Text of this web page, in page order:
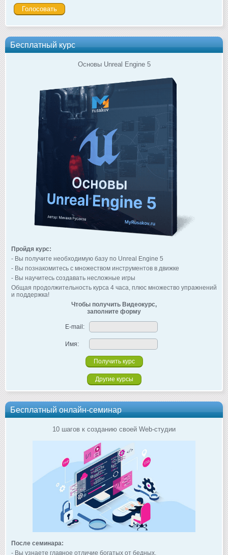
Бесплатный курс
Основы Unreal Engine 5
Пройдя курс:
- Вы получите необходимую базу по Unreal Engine 5
- Вы познакомитесь с множеством инструментов в движке
- Вы научитесь создавать несложные игры
Общая продолжительность курса 4 часа, плюс множество упражнений
и поддержка!
Чтобы получить Видеокурс,
заполните форму
E-mail:
Имя:
Другие курсы
Бесплатный онлайн-семинар
10 шагов к созданию своей Web-студии
После семинара:
- Вы узнаете главное отличие богатых от бедных.